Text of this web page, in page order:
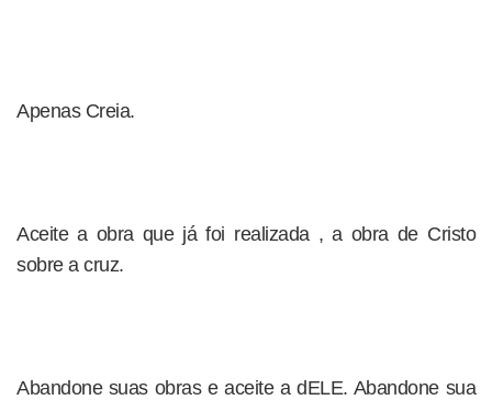
Apenas Creia.
Aceite a obra que já foi realizada , a obra de Cristo
sobre a cruz.
Abandone suas obras e aceite a dELE. Abandone sua